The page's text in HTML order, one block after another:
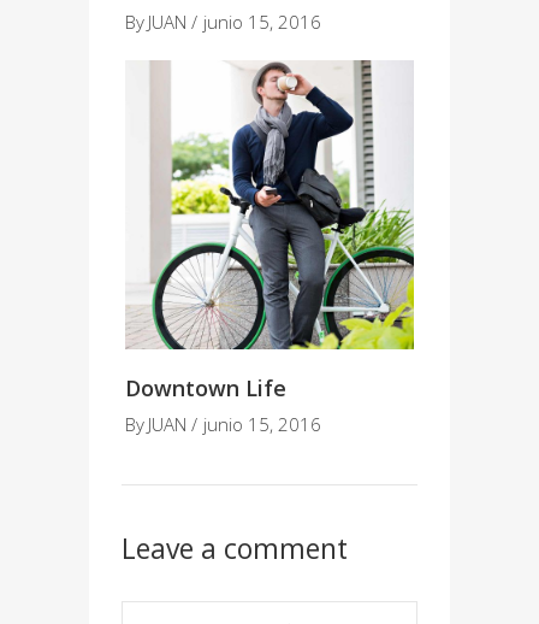
By JUAN junio 15, 2016
Downtown Life
By JUAN junio 15, 2016
Leave a comment